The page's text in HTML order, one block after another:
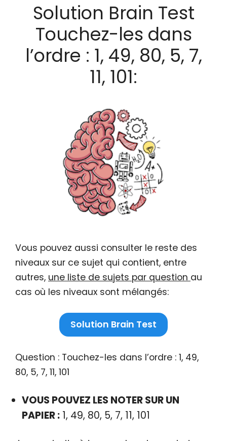
Solution Brain Test
Touchez-les dans
l’ordre : 1, 49, 80, 5, 7,
11, 101:
Vous pouvez aussi consulter le reste des
niveaux sur ce sujet qui contient, entre
autres, une liste de sujets par question au
cas où les niveaux sont mélangés:
Solution Brain Test
Question : Touchez-les dans l’ordre : 1, 49,
80, 5, 7, 11, 101
VOUS POUVEZ LES NOTER SUR UN
PAPIER :1, 49, 80, 5, 7, 11, 101